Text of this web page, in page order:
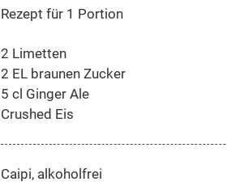
Rezept für 1 Portion
2 Limetten
2 EL braunen Zucker
5 cl Ginger Ale
Crushed Eis
Caipi, alkoholfrei